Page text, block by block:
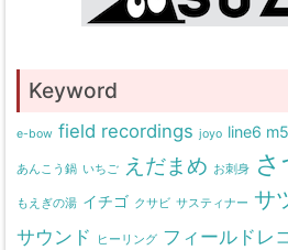
Keyword
e-bow field recordings joyo line6 m5
あんこう鍋 いちご えだまめ お刺身
もえぎの湯 イチゴ クサビ サスティナー サ
サウンド
ヒーリング フィールドレ